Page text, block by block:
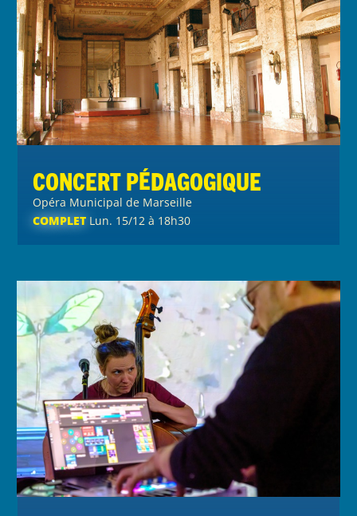
Concert pédagogique
Opéra Municipal de Marseille
COMPLET Lun. 15/12 à 18h30